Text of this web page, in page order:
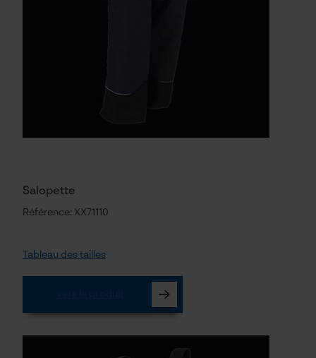
Salopette
Référence: XX71110
Tableau des tailles